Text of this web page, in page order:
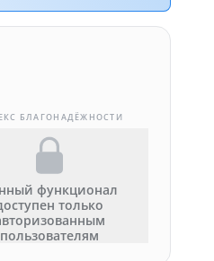
БЛАГОНАДЁЖНОСТИ
функционал
только
пользователям